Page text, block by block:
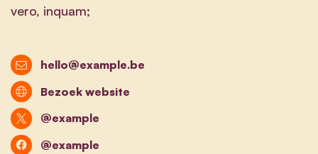
vero, inquam;
hello@example.be
Bezoek website
@example
@example